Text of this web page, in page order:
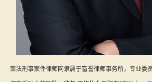
策法刑事案件律师网隶属于富誉律师事务所，专业委